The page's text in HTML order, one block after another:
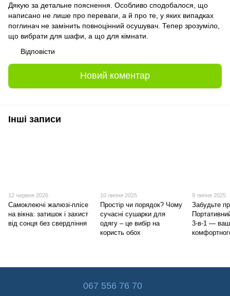
Дякую за детальне пояснення. Особливо сподобалося, що
написано не лише про переваги, а й про те, у яких випадках
поглинач не замінить повноцінний осушувач. Тепер зрозуміло,
що вибрати для шафи, а що для кімнати.
Відповісти
Новий коментар
Інші записи
12 червня 2026
Самоклеючі жалюзі-плісе
на вікна: затишок і захист
від сонця без свердління
10 липня 2025
Простір чи порядок? Чому
сучасні сушарки для
одягу – це вибір на
користь обох
9 липня 2025
Забудьте
3-в-1 — ваш
067 556 76 70